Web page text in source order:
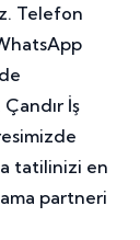
Telefon
İş
tatilinizi en
partneri